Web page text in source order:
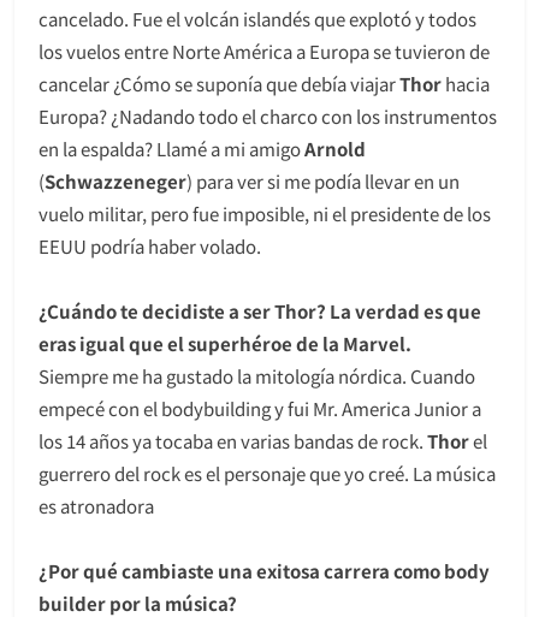
cancelado. Fue el volcán islandés que explotó y todos
los vuelos entre Norte América a Europa se tuvieron de
cancelar ¿Cómo se suponía que debía viajarThorhacia
Europa? ¿Nadando todo el charco con los instrumentos
en la espalda? Llamé a mi amigoArnold
(Schwazzeneger) para ver si me podía llevar en un
vuelo militar, pero fue imposible, ni el presidente de los
EEUU podría haber volado.
¿Cuándo te decidiste a ser Thor? La verdad es que
eras igual que el superhéroe de la Marvel.
Siempre me ha gustado la mitología nórdica. Cuando
empecé con el bodybuilding y fui Mr. America Junior a
los 14 años ya tocaba en varias bandas de rock.Thorel
guerrero del rock es el personaje que yo creé. La música
es atronadora
¿Por qué cambiaste una exitosa carrera como body
builder por la música?